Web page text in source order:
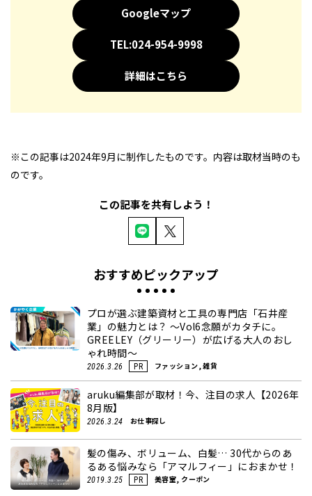
Googleマップ
TEL:024-954-9998
詳細はこちら
※この記事は2024年9月に制作したものです。内容は取材当時のも
のです。
この記事を共有しよう！
おすすめピックアップ
プロが選ぶ建築資材と工具の専門店「石井産
業」の魅力とは？ ～Vol6念願がカタチに。
GREELEY（グリーリー）が広げる大人のおし
ゃれ時間～
2026.3.26 PR ファッション, 雑貨
aruku編集部が取材！今、注目の求人【2026年
8月版】
2026.3.24 お仕事探し
髪の傷み、ボリューム、白髪… 30代からのあ
るある悩みなら「アマルフィー」におまかせ！
2019.3.25 PR 美容室, クーポン